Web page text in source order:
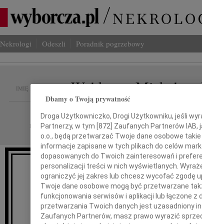
Nekrologi Odeszli Poradnik pogrzebowy
IMIĘ I NAZWISKO: Waldemar
REGION:
DATA EMISJI: 02.02.2023
W dniu 29 stycznia 2023 roku
przeżywszy 79 lat zmarł
Dbamy o Twoją prywatność
Droga Użytkowniczko, Drogi Użytkowniku, jeśli
Partnerzy, w tym [ 872 ] Zaufanych Partnerów
o.o., będą przetwarzać Twoje dane osobowe
informacje zapisane w tych plikach do celów
dopasowanych do Twoich zainteresowań i
personalizacji treści w nich wyświetlanych.
ograniczyć jej zakres lub chcesz wycofać zgodę
Twoje dane osobowe mogą być przetwarzane
funkcjonowania serwisów i aplikacji lub łączone
przetwarzania Twoich danych jest uzasadniony
Zaufanych Partnerów, masz prawo wyrazić